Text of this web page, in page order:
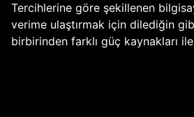
Tercihlerine göre şekillenen
verime ulaştırmak için dilediğin
birbirinden farklı güç kaynakları